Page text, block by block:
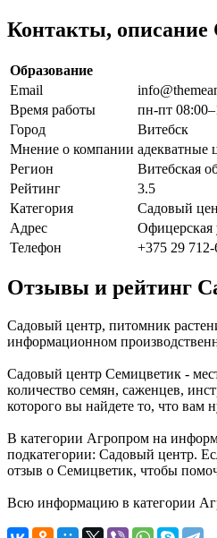
Контакты,
Образование
Email
Время работы
пн-пт
Город
Витебск
Мнение о компании адекватные
Регион
Витебская
Рейтинг
3.5
Категория
Садовый
Адрес
Офицерская
Телефон
+375 29
Отзывы и рейтинг
Садовый центр, питомник
информационном
Садовый центр Семицветик -
количество семян, саженцев,
которого вы найдете то, что вам
В категории Агропром на
подкатегории: Садовый центр.
отзыв о Семицветик, чтобы
Всю информацию в категории